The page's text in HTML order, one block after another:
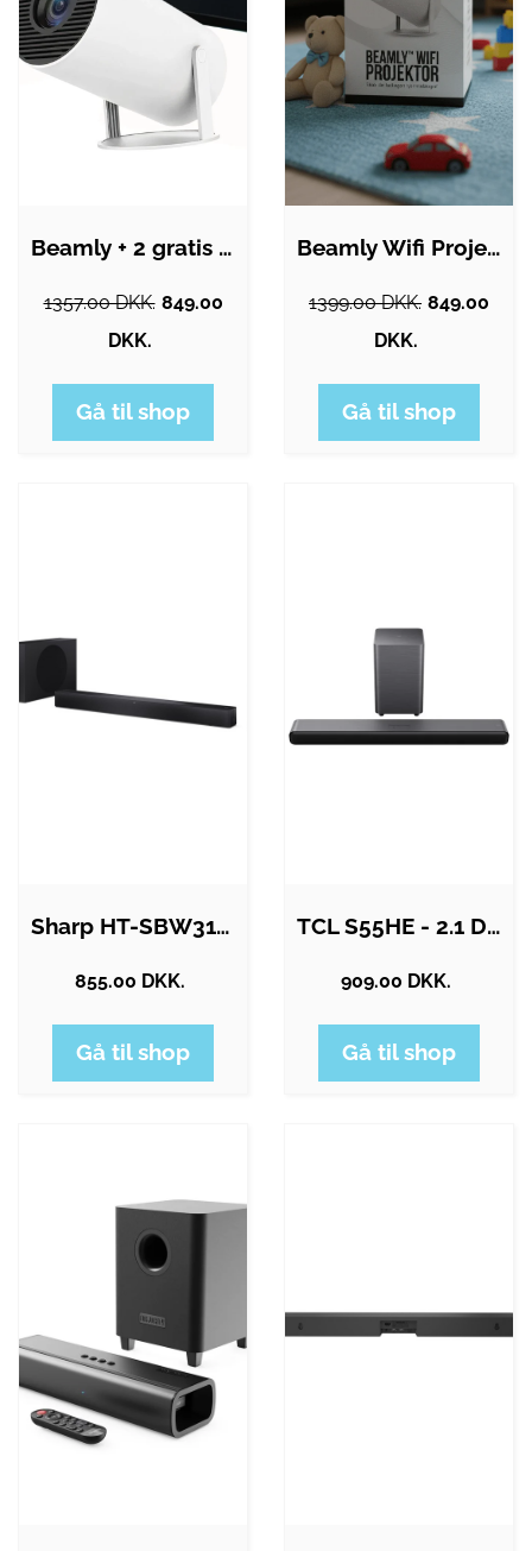
Beamly + 2 gratis LCD-tegnetablets
1357.00 DKK. 849.00
DKK.
Gå til shop
Beamly Wifi Projektor - Smart mini…
1399.00 DKK. 849.00
DKK.
Gå til shop
Sharp HT-SBW310 - sound bar system - for…
855.00 DKK.
Gå til shop
TCL S55HE - 2.1 Dolby Atmos Soundbar
909.00 DKK.
Gå til shop